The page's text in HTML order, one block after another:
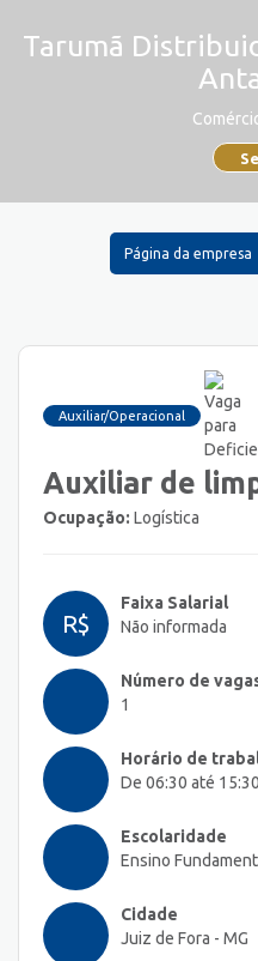
Tarumã
Página da empresa
Auxiliar/Operacional
Auxiliar de
Ocupação: Logística
R$
Faixa Salarial
Não informada
Número de
1
Horário de
De 06:30 até 15:30
Escolaridade
Ensino
Cidade
Juiz de Fora - MG